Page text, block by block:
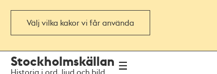
Välj vilka kakor vi får använda
navigationen
huvudinnehållet
Stockholmskällan
Historia i ord, ljud och bild